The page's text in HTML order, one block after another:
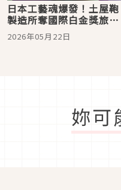
日本工藝魂爆發！土屋鞄
製造所奪國際白金獎旅包
登場，加碼RIMOWA、
TUMI全新旅行箱，2026
2026年05月22日
妳可